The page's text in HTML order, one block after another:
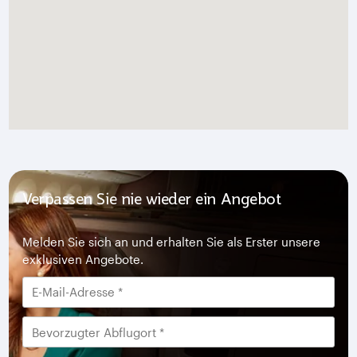
Verpassen Sie nie wieder ein Angebot
Melden Sie sich an und erhalten Sie als Erster unsere
exklusiven Angebote.